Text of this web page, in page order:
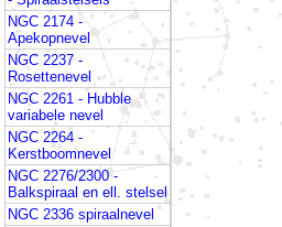
NGC 2174 -
Apekopnevel
NGC 2237 -
Rosettenevel
NGC 2261 - Hubble
variabele nevel
NGC 2264 -
Kerstboomnevel
NGC 2276/2300 -
Balkspiraal en ell. stelsel
NGC 2336 spiraalnevel